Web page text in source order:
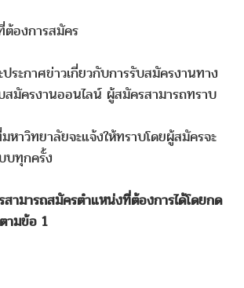
หน่งที่ต้องการสมัคร
ระกาศข่าวเกี่ยวกับการรับสมัครงานทาง
สมัครงานออนไลน์ ผู้สมัครสามารถทราบ
หาวิทยาลัยจะแจ้งให้ทราบโดยผู้สมัครจะ
บบทุกครั้ง
ามารถสมัครตำแหน่งที่ต้องการได้โดยกด
ามข้อ 1